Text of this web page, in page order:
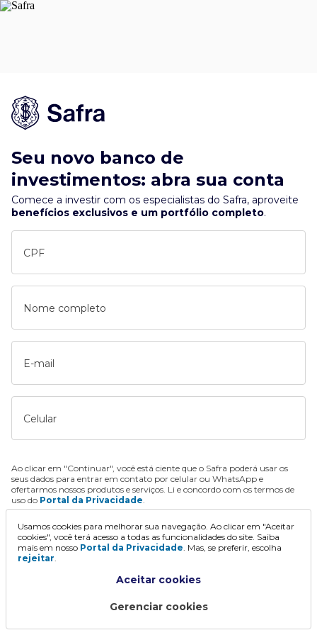
Seu novo banco de
investimentos: abra sua conta
Comece a investir com os especialistas do Safra, aproveite
benefícios exclusivos e um portfólio completo.
CPF
Nome completo
E-mail
Celular
Ao clicar em "Continuar", você está ciente que o Safra poderá usar os
seus dados para entrar em contato por celular ou WhatsApp e
ofertarmos nossos produtos e serviços. Li e concordo com os termos de
uso do Portal da Privacidade.
Continuar
Usamos cookies para melhorar sua navegação. Ao clicar em "Aceitar
cookies", você terá acesso a todas as funcionalidades do site. Saiba
mais em nosso Portal da Privacidade. Mas, se preferir, escolha
rejeitar.
Aceitar cookies
Gerenciar cookies